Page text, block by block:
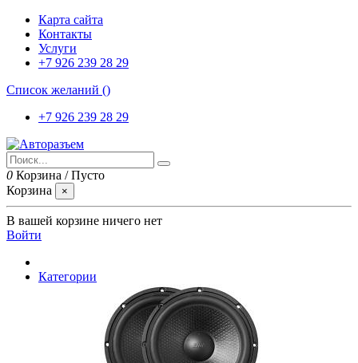
Карта сайта
Контакты
Услуги
+7 926 239 28 29
Список желаний ()
+7 926 239 28 29
0 Корзина /Пусто
Корзина
×
В вашей корзине ничего нет
Войти
Категории